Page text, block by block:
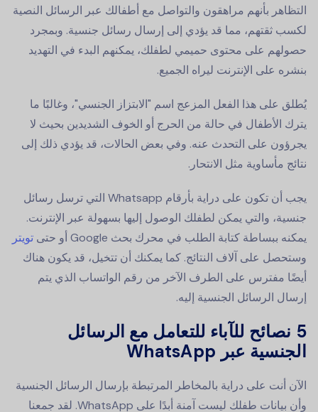
التظاهر بأنهم مراهقون والتواصل مع أطفالك عبر الرسائل النصية
لكسب ثقتهم، مما قد يؤدي إلى إرسال رسائل جنسية. وبمجرد
حصولهم على محتوى حميمي لطفلك، يمكنهم البدء في التهديد
بنشره على الإنترنت ليراه الجميع.
يُطلق على هذا الفعل المزعج اسم "الابتزاز الجنسي"، وغالبًا ما
يترك الأطفال في حالة من الحرج أو الخوف الشديدين بحيث لا
يجرؤون على التحدث عنه. وفي بعض الحالات، قد يؤدي ذلك إلى
نتائج مأساوية مثل الانتحار.
يجب أن تكون على دراية بأرقام Whatsapp التي ترسل رسائل
جنسية، والتي يمكن لطفلك الوصول إليها بسهولة عبر الإنترنت.
يمكنه ببساطة كتابة الطلب في محرك بحث Google أو حتى
تويتر
وستحصل على آلاف النتائج. كما يمكنك أن تتخيل، قد يكون هناك
أيضًا مفترس على الطرف الآخر من رقم الواتساب الذي يتم
إرسال الرسائل الجنسية إليه.
5 نصائح للآباء للتعامل مع الرسائل
الجنسية عبر WhatsApp
الآن أنت على دراية بالمخاطر المرتبطة بإرسال الرسائل الجنسية
وأن بيانات طفلك ليست آمنة أبدًا على WhatsApp. لقد جمعنا